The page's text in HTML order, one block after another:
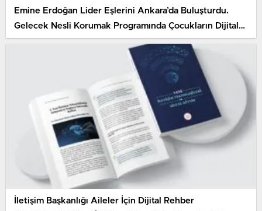
Emine Erdoğan Lider Eşlerini Ankara’da Buluşturdu.
Gelecek Nesli Korumak Programında Çocukların Dijital
Dünyadaki Güvenliği İçin Ortak Çağrı Yapıldı
İletişim Başkanlığı Aileler İçin Dijital Rehber